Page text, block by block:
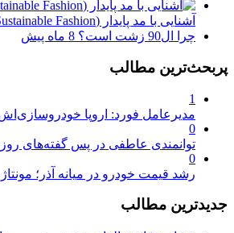
آشنایی با مد پایدار (Sustainable Fashion)
چرا ال90 زشت است؟
8 ماه پیش
پربحث‌ترین مطالب
1
مدیرعامل فورد: اروپا
0
توانمندی عاطفی در پس گفته‌های
0
رشد قیمت خودرو در میانه آذر؛
جدیدترین مطالب